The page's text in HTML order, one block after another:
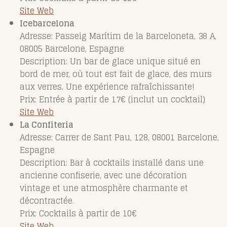
Site Web
Icebarcelona
Adresse: Passeig Marítim de la Barceloneta, 38 A,
08005 Barcelone, Espagne
Description: Un bar de glace unique situé en
bord de mer, où tout est fait de glace, des murs
aux verres. Une expérience rafraîchissante!
Prix: Entrée à partir de 17€ (inclut un cocktail)
Site Web
La Confiteria
Adresse: Carrer de Sant Pau, 128, 08001 Barcelone,
Espagne
Description: Bar à cocktails installé dans une
ancienne confiserie, avec une décoration
vintage et une atmosphère charmante et
décontractée.
Prix: Cocktails à partir de 10€